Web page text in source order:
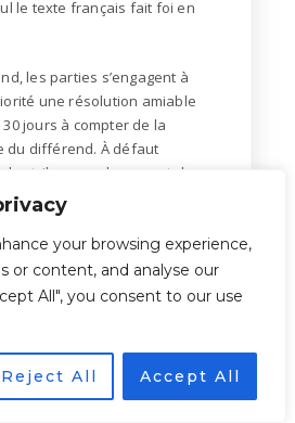
your browsing experience,
or content, and analyse our
All", you consent to our use
Reject All Accept All
le texte français fait foi en
les parties s’engagent à
une résolution amiable
jours à compter de la
du différend. À défaut
les tribunaux du ressort de
compétents pour
litige relatif à la
l’exécution des présentes